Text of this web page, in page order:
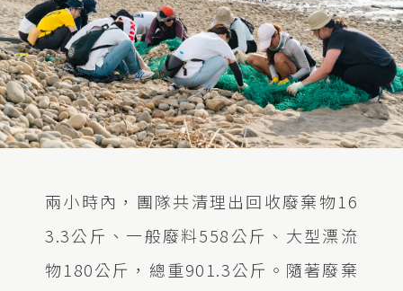
兩小時內，團隊共清理出回收廢棄物16
3.3公斤、一般廢料558公斤、大型漂流
物180公斤，總重901.3公斤。隨著廢棄